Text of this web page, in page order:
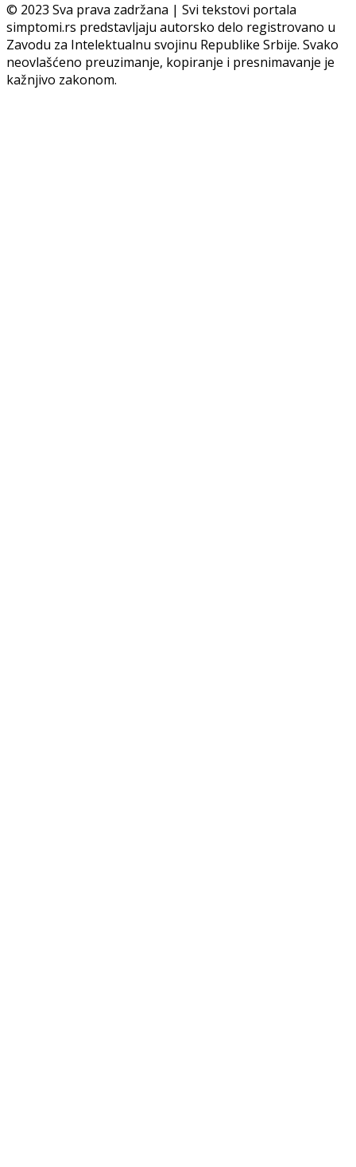
© 2023 Sva prava zadržana | Svi tekstovi portala
simptomi.rs predstavljaju autorsko delo registrovano u
Zavodu za Intelektualnu svojinu Republike Srbije. Svako
neovlašćeno preuzimanje, kopiranje i presnimavanje je
kažnjivo zakonom.